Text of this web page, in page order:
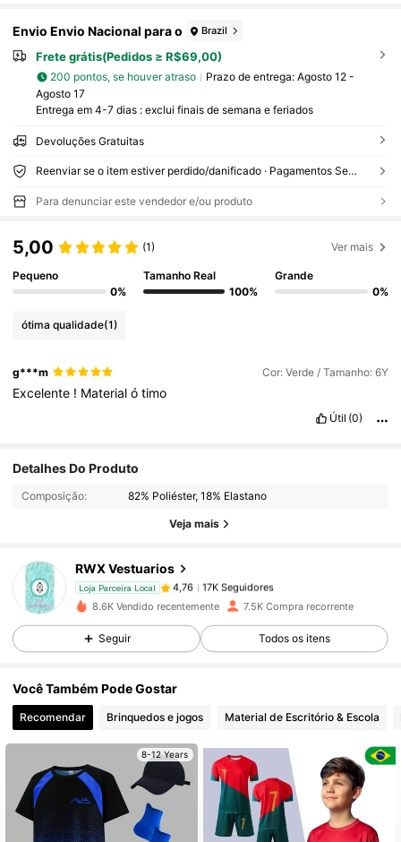
Envio Envio Nacional para o Brazil
Frete grátis(Pedidos ≥ R$69,00)
200 pontos, se houver atraso Prazo de entrega: Agosto 12 -
Agosto 17
Entrega em 4-7 dias : exclui finais de semana e feriados
Devoluções Gratuitas
Reenviar se o item estiver perdido/danificado · Pagamentos Seguros · Proteção de privacidade
Para denunciar este vendedor e/ou produto
5,00 (1) Ver mais
Pequeno
0%
Tamanho Real
100%
Grande
0%
ótima qualidade(1)
g***m Cor: Verde / Tamanho: 6Y
Excelente ! Materialótimo
Útil (0)
Detalhes Do Produto
Composição: 82% Poliéster, 18% Elastano
Veja mais
RWX Vestuarios
Loja Parceira Local
4,76 17K Seguidores
4,76 17K Seguidores
4,76 17K Seguidores
4,76 17K Seguidores
17K Seguidores
8.6K Vendido recentemente 7.5K Compra recorrente
Seguir Todos os itens
Você Também Pode Gostar
Recomendar Brinquedos e jogos Material de Escritório & Escola
8-12 Years